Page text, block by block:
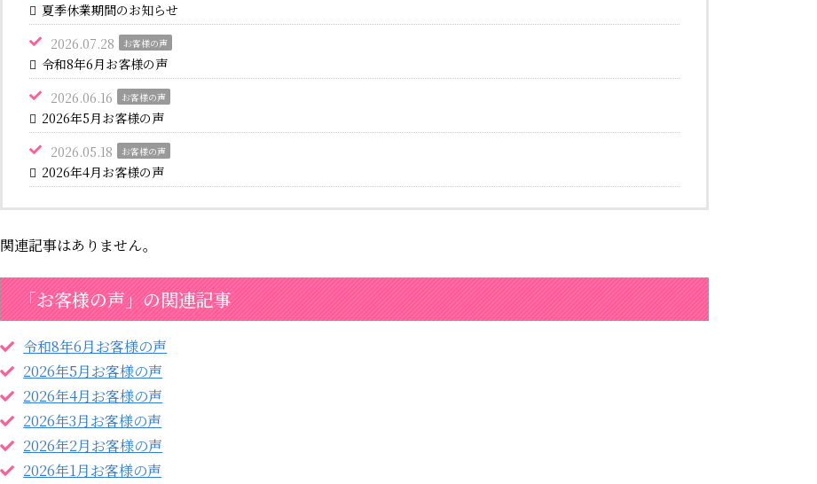
夏季休業期間のお知らせ
2026.07.28
お客様の声
令和8年6月お客様の声
2026.06.16
お客様の声
2026年5月お客様の声
2026.05.18
お客様の声
2026年4月お客様の声
関連記事はありません。
「お客様の声」の関連記事
令和8年6月お客様の声
2026年5月お客様の声
2026年4月お客様の声
2026年3月お客様の声
2026年2月お客様の声
2026年1月お客様の声